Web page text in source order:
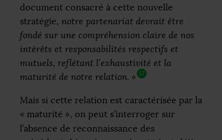
document consacré à cette nouvelle
stratégie, notre partenariat devrait être
fondé sur une compréhension claire de nos
intérêts et responsabilités respectifs et
mutuels, reflétant l’exhaustivité et la
maturité de notre relation. » 17
Mais si cette relation est caractérisée par la
« maturité », on peut s’interroger sur
l’absence de reconnaissance des